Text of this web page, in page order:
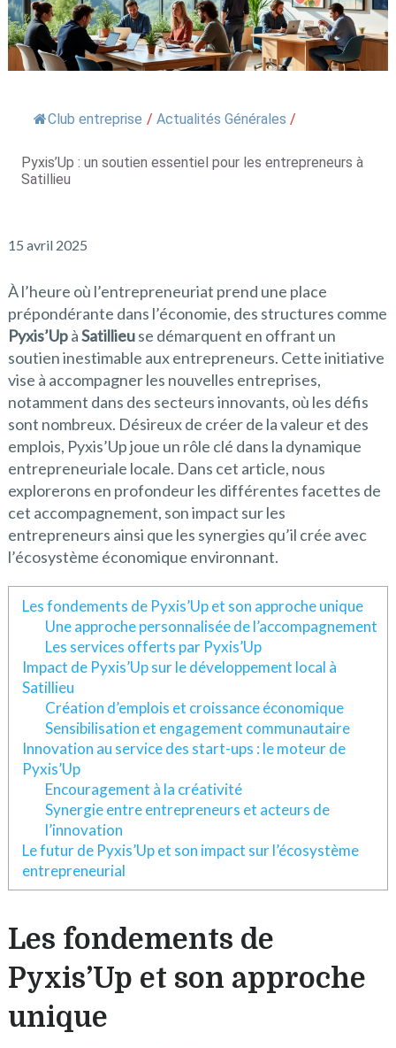
Club entreprise / Actualités Générales /
Pyxis’Up : un soutien essentiel pour les entrepreneurs à
Satillieu
15 avril 2025
À l’heure où l’entrepreneuriat prend une place
prépondérante dans l’économie, des structures comme
Pyxis’UpàSatillieuse démarquent en offrant un
soutien inestimable aux entrepreneurs. Cette initiative
vise à accompagner les nouvelles entreprises,
notamment dans des secteurs innovants, où les défis
sont nombreux. Désireux de créer de la valeur et des
emplois, Pyxis’Up joue un rôle clé dans la dynamique
entrepreneuriale locale. Dans cet article, nous
explorerons en profondeur les différentes facettes de
cet accompagnement, son impact sur les
entrepreneurs ainsi que les synergies qu’il crée avec
l’écosystème économique environnant.
Les fondements de Pyxis’Up et son approche unique
Une approche personnalisée de l’accompagnement
Les services offerts par Pyxis’Up
Impact de Pyxis’Up sur le développement local à
Satillieu
Création d’emplois et croissance économique
Sensibilisation et engagement communautaire
Innovation au service des start-ups : le moteur de
Pyxis’Up
Encouragement à la créativité
Synergie entre entrepreneurs et acteurs de
l’innovation
Le futur de Pyxis’Up et son impact sur l’écosystème
entrepreneurial
Les fondements de
Pyxis’Up et son approche
unique